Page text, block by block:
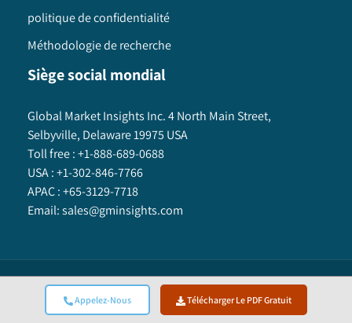
Appelez-Nous Télécharger Le PDF Gratuit
politique de confidentialité
Méthodologie de recherche
Siège social mondial
Global Market Insights Inc. 4 North Main Street,
Selbyville, Delaware 19975 USA
Toll free :+1-888-689-0688
USA :+1-302-846-7766
APAC :+65-3129-7718
Email:sales@gminsights.com
Global Market Insights Inc.©2025All Rights Reserved.